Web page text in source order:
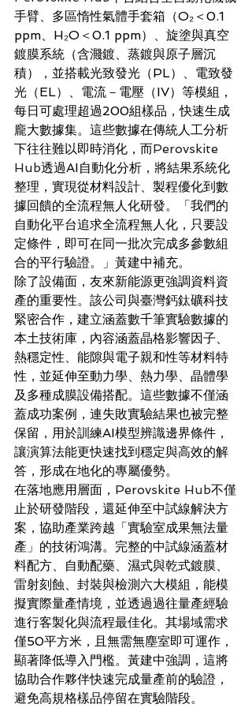
手臂、多區惰性氣體手套箱（O₂＜0.1
ppm、H₂O＜0.1 ppm）、旋塗與真空
鍍膜系統（含濺鍍、蒸鍍與原子層沉
積），並搭載光致發光（PL）、電致發
光（EL）、電流－電壓（IV）等模組，
每日可處理超過200組樣品，快速生成
龐大數據集。這些數據在傳統人工分析
下往往難以即時消化，而Perovskite
Hub透過AI自動化分析，將結果系統化
整理，實現從材料設計、製程優化到數
據回饋的全流程無人化研發。「我們的
自動化平台追求全流程無人化，只要設
定條件，即可在同一批次完成多參數組
合的平行驗證。」黃建中補充。
除了設備面，友來新能源更強調資料資
產的重要性。該公司與臺灣鈣鈦礦科技
緊密合作，建立涵蓋數千筆實驗數據的
本土技術庫，內容涵蓋晶格影響因子、
熱穩定性、能隙與電子親和性等材料特
性，並延伸至動力學、熱力學、晶體學
及多種成膜設備搭配。這些數據不僅涵
蓋成功案例，連失敗實驗結果也被完整
保留，用於訓練AI模型辨識邊界條件，
讓演算法能更快速找到穩定與高效的解
答，形成在地化的專屬優勢。
在落地應用層面， Perovskite Hub不僅
止於研發階段，還延伸至中試線解決方
案，協助產業跨越「實驗室成果無法量
產」的技術鴻溝。完整的中試線涵蓋材
料配方、自動配藥、濕式與乾式鍍膜、
雷射刻蝕、封裝與檢測六大模組，能模
擬實際量產情境，並透過過往量產經驗
進行客製化與流程最佳化。其場域需求
僅50平方米，且無需無塵室即可運作，
顯著降低導入門檻。黃建中強調，這將
協助合作夥伴快速完成量產前的驗證，
避免高規格樣品停留在實驗階段。